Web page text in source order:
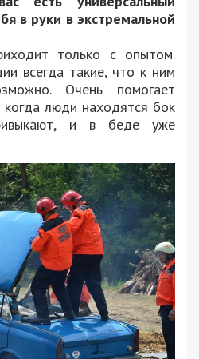
в руки в экстремальной
только с опытом.
всегда такие, что к ним
Очень помогает
когда люди находятся бок
и в беде уже